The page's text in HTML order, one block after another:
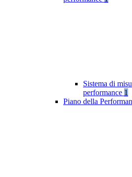
Sistema di
performance 1
Piano della